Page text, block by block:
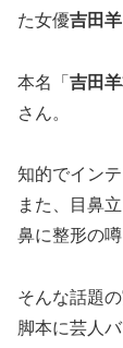
た女優吉田羊
本名「 吉田
さん。
知的でイン
また、目鼻
鼻に整形の噂
そんな話題
脚本に芸人